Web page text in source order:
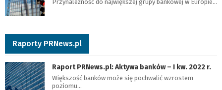
Przynależność do największej grupy bankowej w Europie…
Raporty PRNews.pl
Raport PRNews.pl: Aktywa banków – I kw. 2022 r.
Większość banków może się pochwalić wzrostem
poziomu…